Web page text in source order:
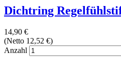
Dichtring
14,90 €
(Netto 12,52 €)
Anzahl